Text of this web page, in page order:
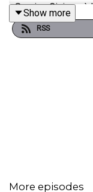
Service Civique à
le grand public
intervient
Show more
RSS
More episodes